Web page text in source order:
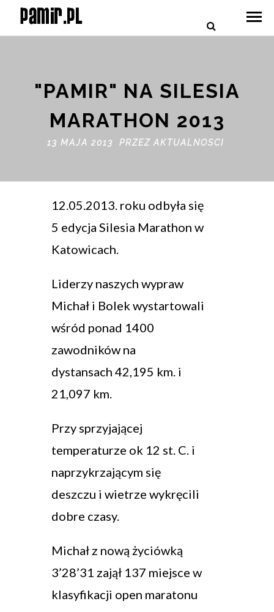
"PAMIR" NA SILESIA
MARATHON 2013
13 MAJA 2013 PRZEZAKTUALNOSCI
12.05.2013. roku odbyła się
5 edycja Silesia Marathon w
Katowicach.
Liderzy naszych wypraw
Michał i Bolek wystartowali
wśród ponad 1400
zawodników na
dystansach 42,195 km. i
21,097 km.
Przy sprzyjającej
temperaturze ok 12 st. C. i
naprzykrzającym się
deszczu i wietrze wykręcili
dobre czasy.
Michał z nową życiówką
3’28’31 zajął 137 miejsce w
klasyfikacji open maratonu